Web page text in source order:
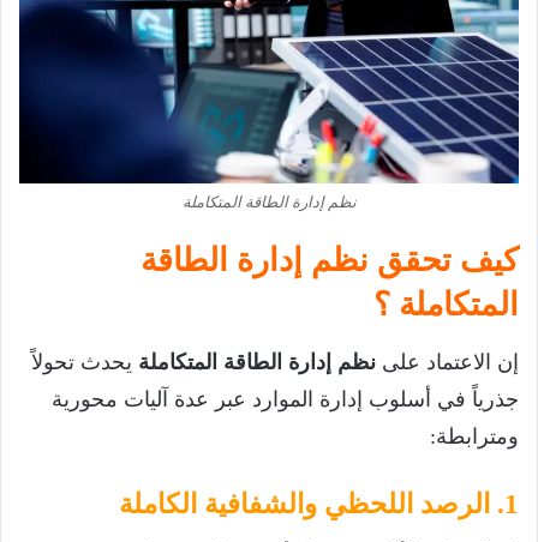
نظم إدارة الطاقة المتكاملة
كيف تحقق نظم إدارة الطاقة
المتكاملة ؟
إن الاعتماد على نظم إدارة الطاقة المتكاملة يحدث تحولاً
جذرياً في أسلوب إدارة الموارد عبر عدة آليات محورية
ومترابطة:
1. الرصد اللحظي والشفافية الكاملة